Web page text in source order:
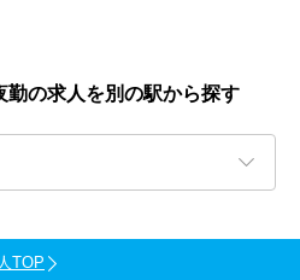
勤の求人を別の駅から探す
TOP